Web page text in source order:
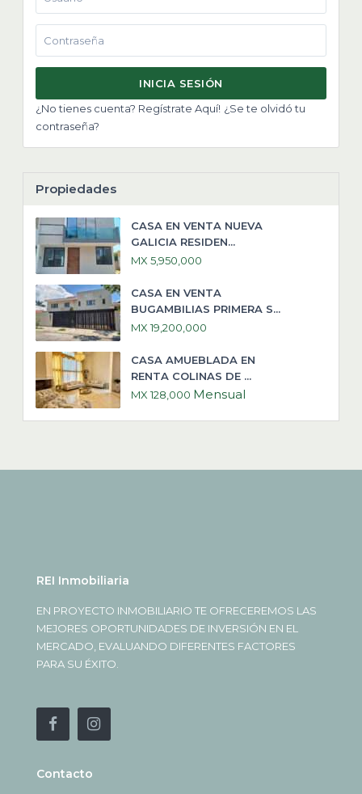
INICIA SESIÓN
¿No tienes cuenta? Regístrate Aquí! ¿Se te olvidó tu
contraseña?
Propiedades
CASA EN VENTA NUEVA
GALICIA RESIDEN...
MX 5,950,000
CASA EN VENTA
BUGAMBILIAS PRIMERA S...
MX 19,200,000
CASA AMUEBLADA EN
RENTA COLINAS DE ...
MX 128,000 Mensual
REI Inmobiliaria
EN PROYECTO INMOBILIARIO TE OFRECEREMOS LAS
MEJORES OPORTUNIDADES DE INVERSIÓN EN EL
MERCADO, EVALUANDO DIFERENTES FACTORES
PARA SU ÉXITO.
Contacto